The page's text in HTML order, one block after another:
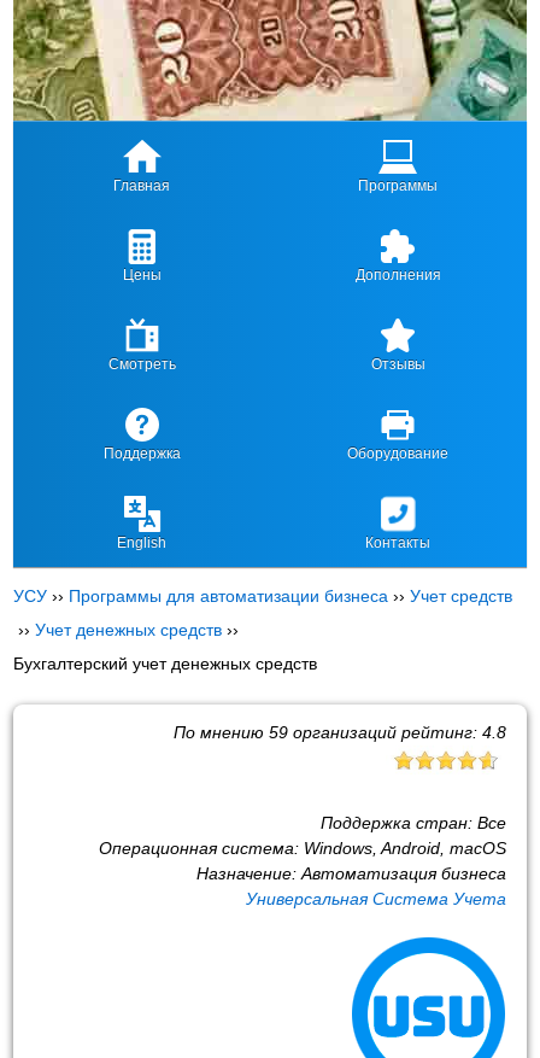
Главная Программы
Цены Дополнения
Смотреть Отзывы
Поддержка Оборудование
English Контакты
УСУ ›› Программы для автоматизации бизнеса ››Учет средств
››Учет денежных средств ››
Бухгалтерский учет денежных средств
По мнению 59организаций рейтинг: 4.8
Поддержка стран: Все
Операционная система: Windows, Android, macOS
Назначение: Автоматизация бизнеса
Универсальная Система Учета